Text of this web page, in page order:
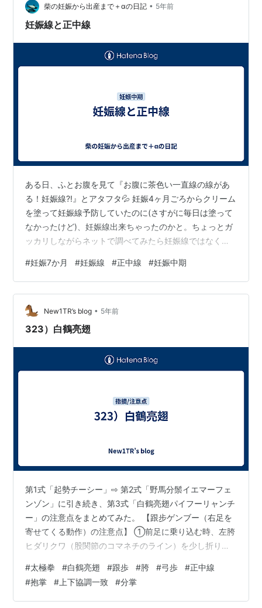
が完全にずれているのです。 まさに「猫背」の画像。 そ
ういうことだったのか。 …
柴の妊娠から出産まで＋αの日記 • 5年前
妊娠線と正中線
ある日、ふとお腹を見て『お腹に茶色い一直線の線があ
る！妊娠線?!』とアタフタ💦 妊娠4ヶ月ごろからクリーム
を塗って妊娠線予防していたのに(さすがに毎日は塗って
なかったけど)、妊娠線出来ちゃったのかと。ちょっとガ
ッカリしながらネットで調べてみたら妊娠線ではなく正
す💡 妊娠するとお腹の皮膚が伸びたりメラニン色素が濃
くなったりで目立つようになるらしいです。 出産したあ
とは徐々に薄くなってまた分からなくなると書いてあっ
たのでひと安心😌妊娠線じゃなかった～♪ 妊娠線は出来
てしまうと消えませんから、お腹だけじゃなく胸もお尻
#妊娠7か月 #妊娠線 #正中線 #妊娠中期
New1TR’s blog • 5年前
323）白鶴亮翅
第1式「起勢チーシー」⇨ 第2式「野馬分鬃イエマーフェ
ンゾン」に引き続き、第3式「白鶴亮翅パイフーリャンチ
ー」の注意点をまとめてみた。 【跟步ゲンブー（右足を
寄せてくる動作）の注意点】 ①前足に乗り込む時、左胯
ヒダリクワ（股関節のコマネチのライン）を少し折り込
た弓歩ゴンブーの半分にする。 ③右足が左足と重ならな
い。横幅は野馬分鬃で作った弓歩ゴンブーと同じ横幅に
する。 ④右足爪先の角度は大き過ぎぬ事。野馬分鬃の弓
#太極拳 #白鶴亮翅 #跟歩 #胯 #弓歩 #正中線
#抱掌 # 上下協調一致 #分掌